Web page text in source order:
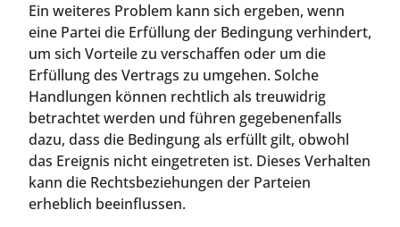
Ein weiteres Problem kann sich ergeben, wenn
eine Partei die Erfüllung der Bedingung verhindert,
um sich Vorteile zu verschaffen oder um die
Erfüllung des Vertrags zu umgehen. Solche
Handlungen können rechtlich als treuwidrig
betrachtet werden und führen gegebenenfalls
dazu, dass die Bedingung als erfüllt gilt, obwohl
das Ereignis nicht eingetreten ist. Dieses Verhalten
kann die Rechtsbeziehungen der Parteien
erheblich beeinflussen.